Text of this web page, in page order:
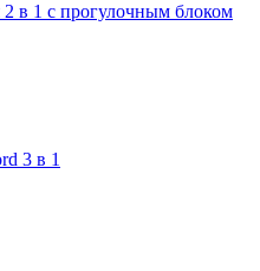
в 1 с прогулочным блоком
3 в 1